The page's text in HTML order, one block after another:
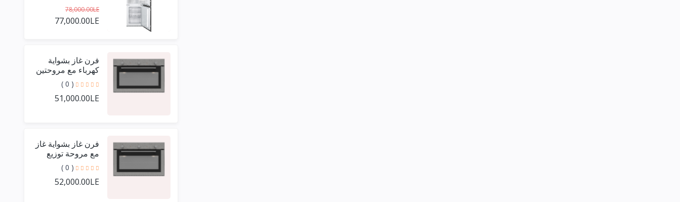
78,000.00LE
77,000.00LE
فرن غاز بشواية
كهرباء مع مروحتين
توزيع واحدة + تايمر
عادي بفريم أستيل
حرف يو 90 سم
( 0 )
51,000.00LE
فرن غاز بشواية غاز
مع مروحة توزيع
واحدة + تايمر عادي
بفريم أستيل حرف
يو 90 سم
( 0 )
52,000.00LE